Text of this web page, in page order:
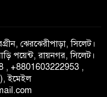
নির্বাচিত
ইস্যুতে অনিয়ম ও
নিয়ে সিলেট অনলাইন
ঝেরঝেরীপাড়া, সিলেট।
পয়েন্ট, রায়নগর, সিলেট।
, +8801603222953 ,
ইমেইল